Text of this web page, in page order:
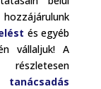
és egyéb
vállaljuk! A